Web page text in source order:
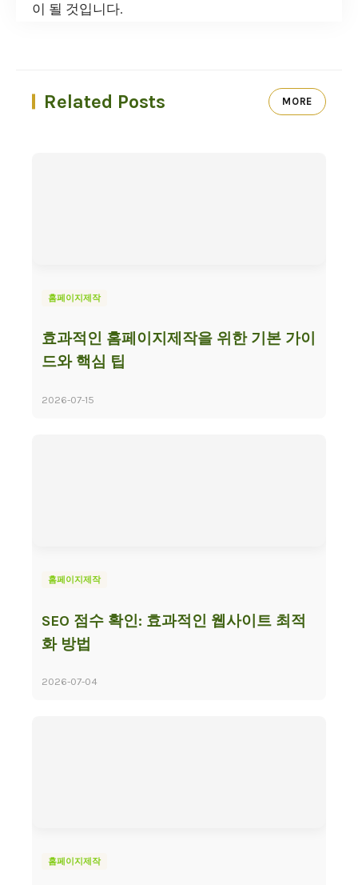
이 될 것입니다.
Related Posts MORE
홈페이지제작
효과적인 홈페이지제작을 위한 기본 가이
드와 핵심 팁
2026-07-15
홈페이지제작
SEO 점수 확인: 효과적인 웹사이트 최적
화 방법
2026-07-04
홈페이지제작